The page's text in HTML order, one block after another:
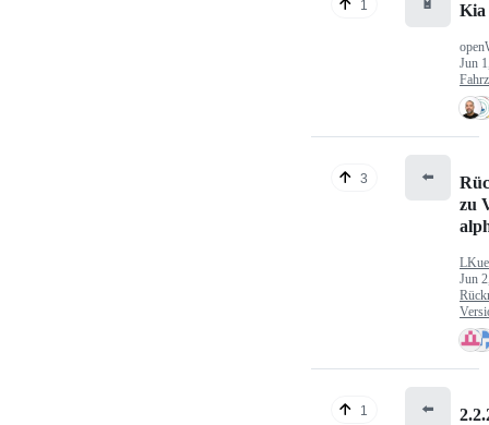
1 🔋 Kia
Jun
3 ⬅️
zu
Jun
1 ⬅️